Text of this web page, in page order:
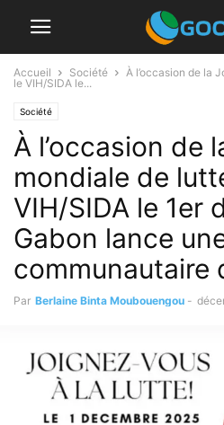
Accueil Société
À l’occasion de la
le VIH/SIDA le...
Société
À l’occasion de
mondiale de
VIH/SIDA le 1er
Gabon lance
communautaire
Par Berlaine Binta Moubouengou -